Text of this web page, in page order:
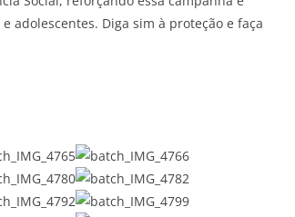
adolescentes. Diga sim à proteção e faça